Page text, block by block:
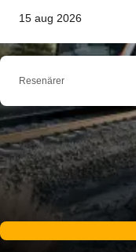
15 aug 2026
Resenärer